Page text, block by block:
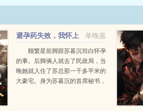
单晚嘉
避孕药失效，我怀上
了亿万总裁的继承人
顾繁星前脚跟苏暮沉坦白怀孕
的事。后脚俩人就去了民政局，当
晚她就入住了苏总那一千多平米的
大豪宅。身为苏暮沉的首席秘书，